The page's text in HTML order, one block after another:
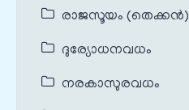
രാജസൂയം (തെക്കൻ)
ദുര്യോധനവധം
നരകാസുരവധം